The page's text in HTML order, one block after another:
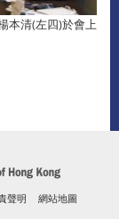
本清(左四)於會上
聲明 網站地圖